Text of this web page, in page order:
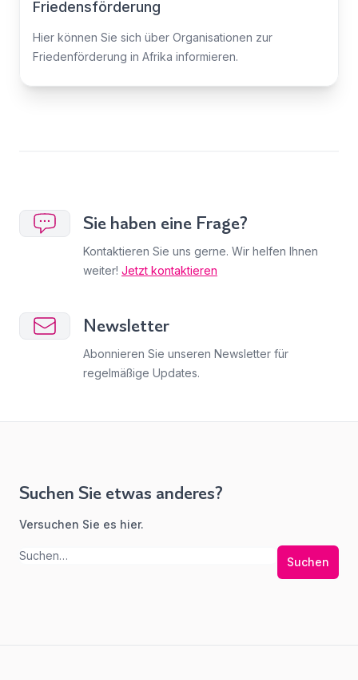
Friedensförderung
Hier können Sie sich über Organisationen zur
Friedenförderung in Afrika informieren.
Sie haben eine Frage?
Kontaktieren Sie uns gerne. Wir helfen Ihnen
weiter! Jetzt kontaktieren
Newsletter
Abonnieren Sie unseren Newsletter für
regelmäßige Updates.
Suchen Sie etwas anderes?
Versuchen Sie es hier.
Suchen